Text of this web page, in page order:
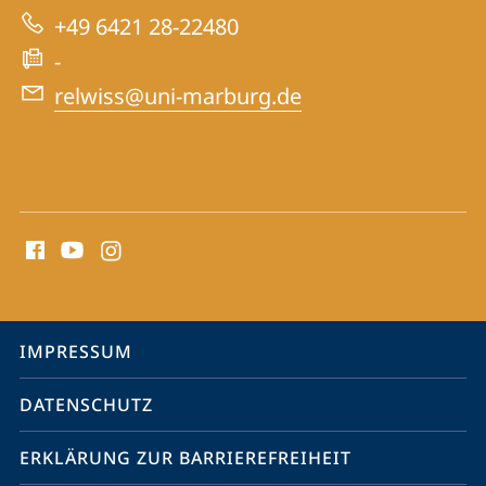
Website
+49 6421 28-22480
-
relwiss@uni-marburg.de
Media
Service-
Navigation
IMPRESSUM
DATENSCHUTZ
ERKLÄRUNG ZUR BARRIEREFREIHEIT